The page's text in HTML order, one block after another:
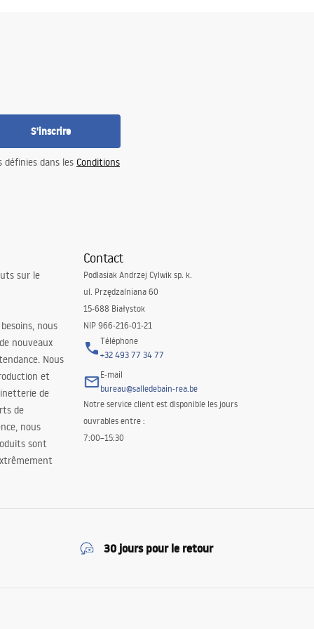
S'inscrire
dans les Conditions
sur le
nous
nouveaux
Nous
et
de
de
nous
sont
Contact
Podlasiak Andrzej Cylwik sp. k.
ul. Przędzalniana 60
15-688 Białystok
NIP 966-216-01-21
Téléphone
+32 493 77 34 77
E-mail
bureau@salledebain-rea.be
Notre service client est disponible les jours
ouvrables entre :
7:00–15:30
30 jours pour le retour